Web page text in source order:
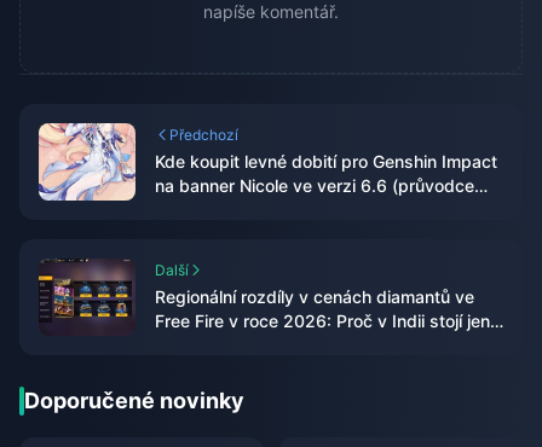
napíše komentář.
Předchozí
Kde koupit levné dobití pro Genshin Impact
na banner Nicole ve verzi 6.6 (průvodce
Další
Regionální rozdíly v cenách diamantů ve
Free Fire v roce 2026: Proč v Indii stojí jen
Doporučené novinky